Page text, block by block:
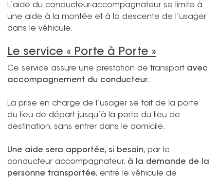
L’aide du conducteur-accompagnateur se limite à
une aide à la montée et à la descente de l’usager
dans le véhicule.
Le service « Porte à Porte »
Ce service assure une prestation de transport avec
accompagnement du conducteur.
La prise en charge de l’usager se fait de la porte
du lieu de départ jusqu’à la porte du lieu de
destination, sans entrer dans le domicile.
Une aide sera apportée, si besoin, par le
conducteur accompagnateur, à la demande de la
personne transportée, entre le véhicule de